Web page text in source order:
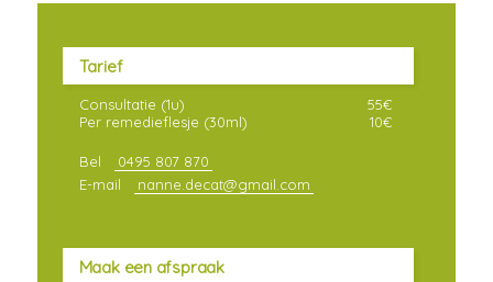
Tarief
Consultatie (1u)
55€
Per remedieflesje (30ml)
10€
Bel
0495 807 870
E-mail
nanne.decat@gmail.com
Maak een afspraak